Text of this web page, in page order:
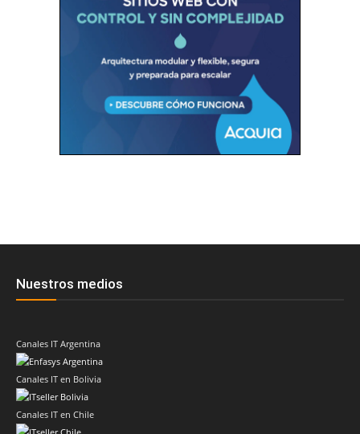
Nuestros medios
Canales IT Argentina
Canales IT en Bolivia
Canales IT en Chile